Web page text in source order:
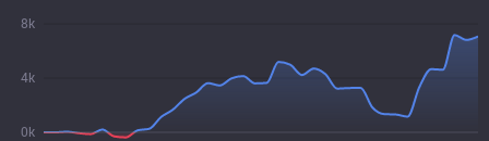
0k
4k
8k